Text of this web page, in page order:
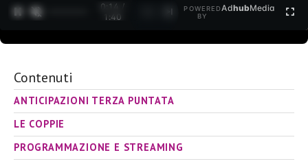
0:15 /
1:40
POWERED
BY
AdhubMedia
Contenuti
ANTICIPAZIONI TERZA PUNTATA
LE COPPIE
PROGRAMMAZIONE E STREAMING